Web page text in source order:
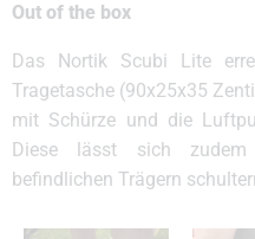
Out of the box
Das Nortik Scubi Lite
Tragetasche (90x25x35
mit Schürze und die
Diese lässt sich
befindlichen Trägern